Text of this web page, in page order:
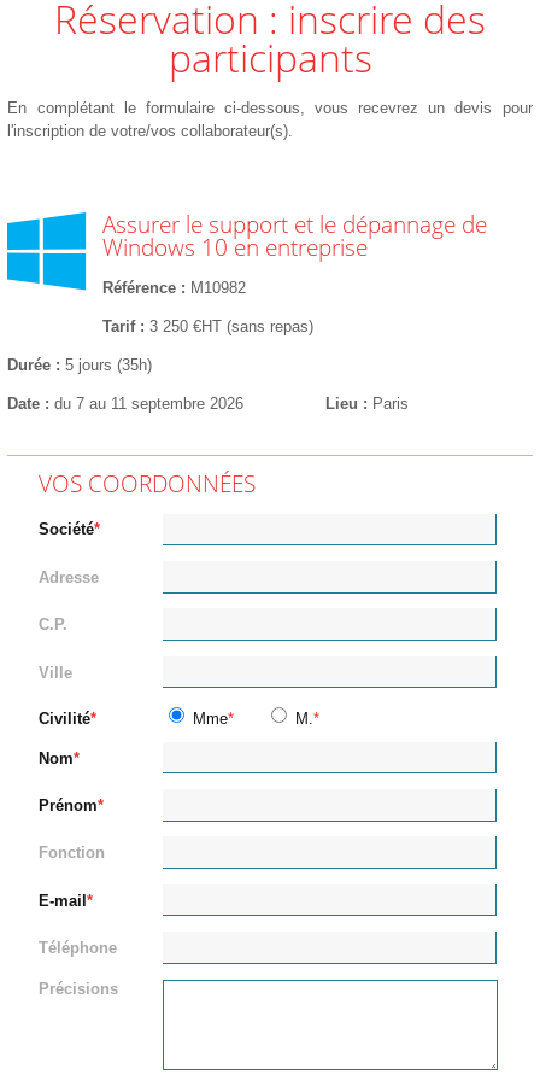
Réservation : inscrire des
participants
En complétant le formulaire ci-dessous, vous recevrez un devis pour
l'inscription de votre/vos collaborateur(s).
Assurer le support et le dépannage de
Windows 10 en entreprise
Référence M10982
Tarif 3 250 €HT (sans repas)
Durée 5 jours (35h)
Date du 7 au 11 septembre 2026 Lieu Paris
VOS COORDONNÉES
Société
Adresse
C.P.
Ville
Civilité Mme M.
Nom
Prénom
Fonction
E-mail
Téléphone
Précisions